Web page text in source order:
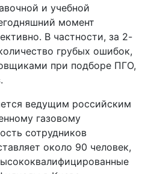
и учебной
момент
В частности, за 2-
грубых ошибок,
при подборе ПГО,
ведущим российским
газовому
сотрудников
около 90 человек,